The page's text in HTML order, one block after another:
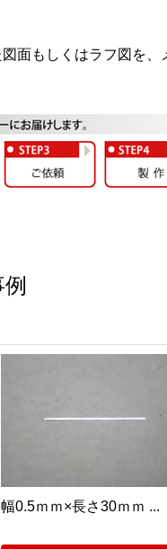
面もしくはラフ図を、
幅0.5ｍｍ×長さ30ｍｍ ...